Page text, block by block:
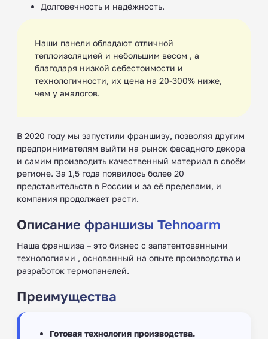
Долговечность и надёжность.
Наши панели обладают отличной
теплоизоляцией и небольшим весом , а
благодаря низкой себестоимости и
технологичности, их цена на 20-300% ниже,
чем у аналогов.
В 2020 году мы запустили франшизу, позволяя другим
предпринимателям выйти на рынок фасадного декора
и самим производить качественный материал в своём
регионе. За 1,5 года появилось более 20
представительств в России и за её пределами, и
компания продолжает расти.
Описание франшизы Tehnoarm
Наша франшиза – это бизнес с запатентованными
технологиями , основанный на опыте производства и
разработок термопанелей.
Преимущества
Готовая технология производства.